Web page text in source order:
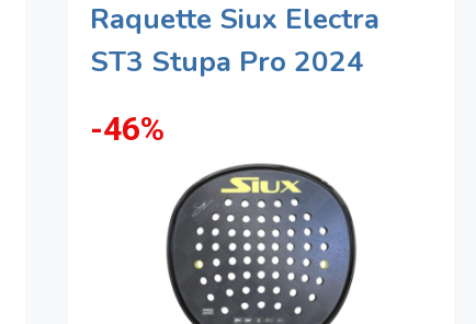
Raquette Siux Electra
ST3 Stupa Pro 2024
-46%